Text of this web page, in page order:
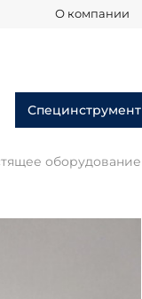
О компании
Специнструмент
оборудование